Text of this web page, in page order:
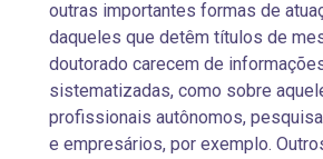
outras importantes formas de
daqueles que detêm títulos de
doutorado carecem de
sistematizadas, como sobre
profissionais autônomos,
e empresários, por exemplo.